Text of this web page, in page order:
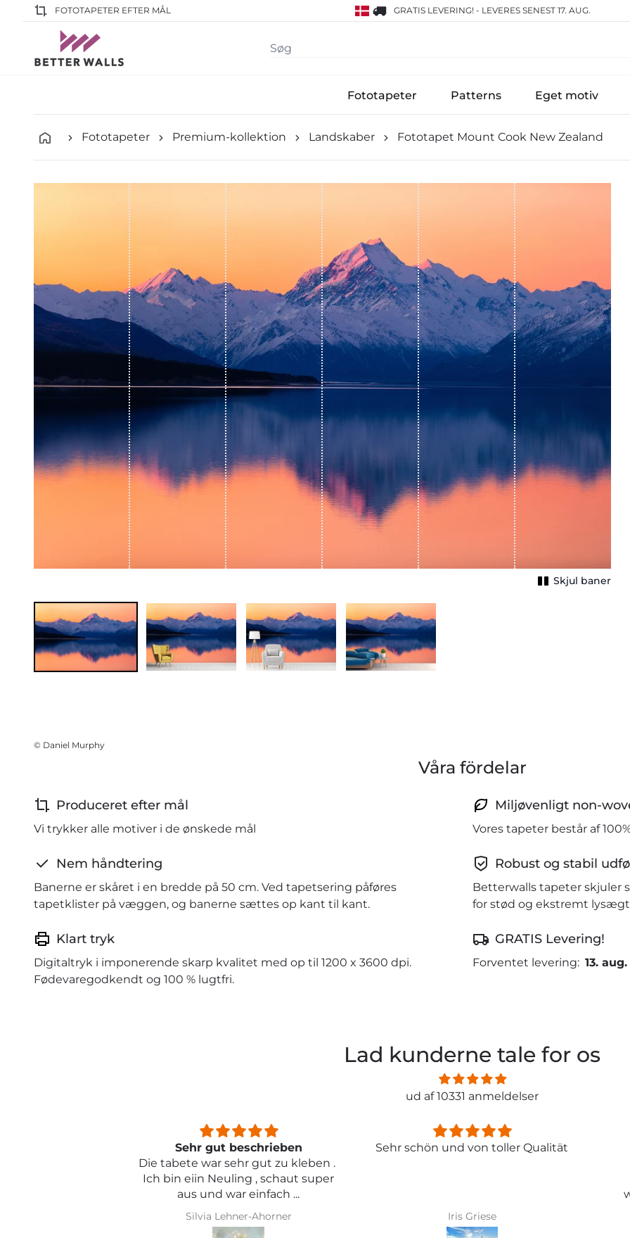
FOTOTAPETER EFTER MÅL GRATIS LEVERING! - LEVERES SENEST 17. AUG.
Fototapeter Patterns Eget motiv
Fototapeter Premium-kollektion Landskaber Fototapet Mount Cook New Zealand
Skjul baner
© Daniel Murphy
Våra fördelar
Produceret efter mål
Vi trykker alle motiver i de ønskede mål
Miljøvenligt non-
Vores tapeter består af
Nem håndtering
Banerne er skåret i en bredde på 50 cm. Ved tapetsering påføres
tapetklister på væggen, og banerne sættes op kant til kant.
Robust og stabil
Betterwalls tapeter skjuler
for stød og ekstremt
Klart tryk
Digitaltryk i imponerende skarp kvalitet med op til 1200 x 3600 dpi.
Fødevaregodkendt og 100 % lugtfri.
GRATIS Levering!
Forventet levering: 13. aug.
Lad kunderne tale for os
ud af 10331 anmeldelser
Sehr schön und von toller Qualität
Iris Griese
Entspricht genau meiner
Qualität .
Karin Bader